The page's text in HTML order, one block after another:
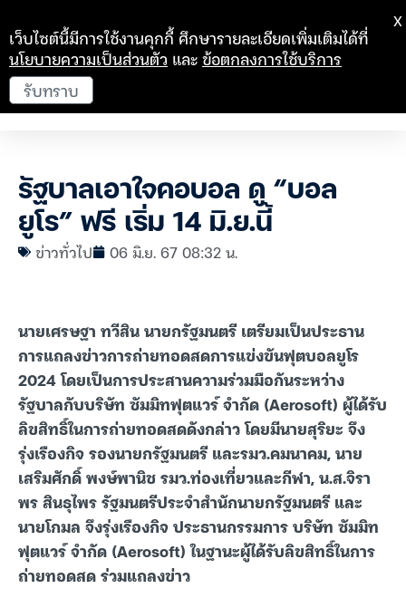
รัฐบาลเอาใจคอบอล ดู “บอล
ยูโร” ฟรี เริ่ม 14 มิ.ย.นี้
ข่าวทั่วไป 06 มิ.ย. 67 08:32 น.
นายเศรษฐา ทวีสิน นายกรัฐมนตรี เตรียมเป็นประธาน
การแถลงข่าวการถ่ายทอดสดการแข่งขันฟุตบอลยูโร
2024 โดยเป็นการประสานความร่วมมือกันระหว่าง
รัฐบาลกับบริษัท ซัมมิทฟุตแวร์ จำกัด (Aerosoft) ผู้ได้รับ
ลิขสิทธิ์ในการถ่ายทอดสดดังกล่าว โดยมีนายสุริยะ จึง
รุ่งเรืองกิจ รองนายกรัฐมนตรี และรมว.คมนาคม, นาย
เสริมศักดิ์ พงษ์พานิช รมว.ท่องเที่ยวและกีฬา, น.ส.จิรา
พร สินธุไพร รัฐมนตรีประจำสำนักนายกรัฐมนตรี และ
นายโกมล จึงรุ่งเรืองกิจ ประธานกรรมการ บริษัท ซัมมิท
ฟุตแวร์ จำกัด (Aerosoft) ในฐานะผู้ได้รับลิขสิทธิ์ในการ
ถ่ายทอดสด ร่วมแถลงข่าว
เว็บไซต์นี้มีการใช้งานคุกกี้ ศึกษารายละเอียดเพิ่มเติมได้ที่
นโยบายความเป็นส่วนตัว และข้อตกลงการใช้บริการ
รับทราบ
X